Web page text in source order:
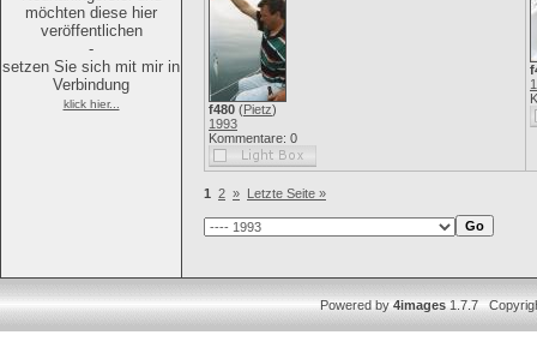
möchten diese hier
veröffentlichen
-
setzen Sie sich mit mir in
Verbindung
klick hier... f480 (Pietz)
1993
Kommentare: 0
1 2 » Letzte Seite »
Powered by4images1.7.7